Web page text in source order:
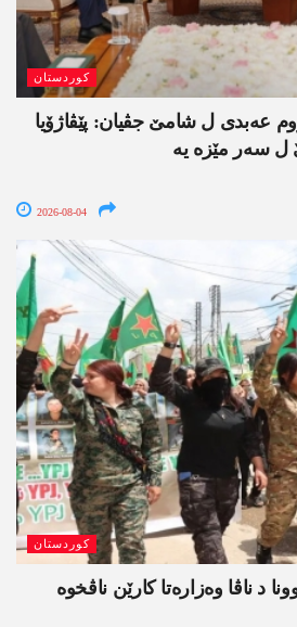
کوردستان
عەبدی ل شامێ جڤیان: پێڤاژۆیا
ل سەر مێزە یە
2026-08-04
کوردستان
د ناڤا وەزارەتا کارێن ناڤخوە